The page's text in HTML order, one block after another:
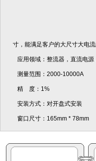
寸，能满足客户的大尺寸大电流
应用领域：整流器，直流电源
测量范围：2000-10000A
精 度：1%
安装方式：对开盘式安装
窗口尺寸：165mm * 78mm